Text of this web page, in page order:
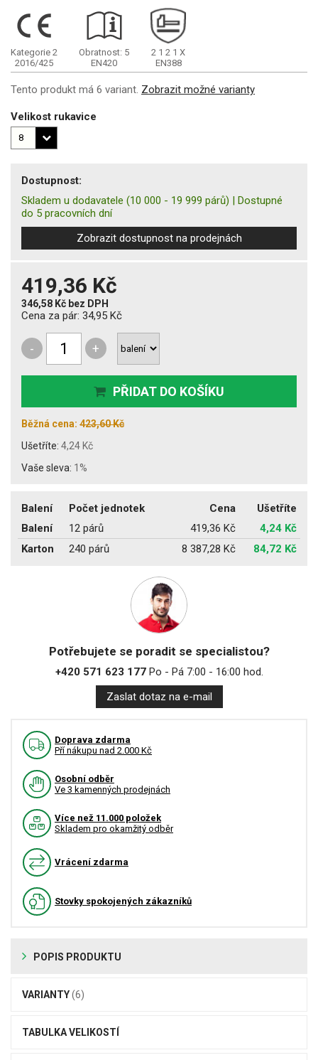
Kategorie 2
2016/425
Obratnost: 5
EN420
2 1 2 1 X
EN388
Tento produkt má 6 variant. Zobrazit možné varianty
Velikost rukavice
Dostupnost:
Skladem u dodavatele (10 000 - 19 999 párů) | Dostupné
do 5 pracovních dní
Zobrazit dostupnost na prodejnách
419,36 Kč
346,58 Kč bez DPH
Cena za pár: 34,95 Kč
- +
PŘIDAT DO KOŠÍKU
Běžná cena: 423,60 Kč
Ušetříte: 4,24 Kč
Vaše sleva: 1%
Balení Počet jednotek Cena
Ušetříte
Balení
12 párů 419,36 Kč
4,24 Kč
Karton
240 párů 8 387,28 Kč 84,72 Kč
Potřebujete se poradit se specialistou?
+420 571 623 177Po - Pá 7:00 - 16:00 hod.
Zaslat dotaz na e-mail
Doprava zdarma
Pří nákupu nad 2.000 Kč
Osobní odběr
Ve 3 kamenných prodejnách
Více než 11.000 položek
Skladem pro okamžitý odběr
Vrácení zdarma
Stovky spokojených zákazníků
POPIS PRODUKTU
VARIANTY(6)
TABULKA VELIKOSTÍ